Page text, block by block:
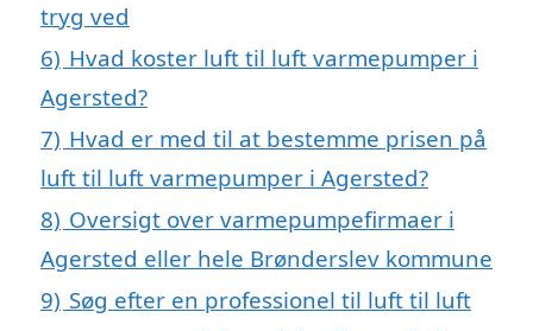
tryg ved
6) Hvad koster luft til luft varmepumper i
Agersted?
7) Hvad er med til at bestemme prisen på
luft til luft varmepumper i Agersted?
8) Oversigt over varmepumpefirmaer i
Agersted eller hele Brønderslev kommune
9) Søg efter en professionel til luft til luft